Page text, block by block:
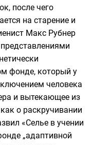
после чего
на старение и
Макс Рубнер
фонде, который у
человека
и вытекающее из
о раскручивании
«Селье в учении
„адаптивной